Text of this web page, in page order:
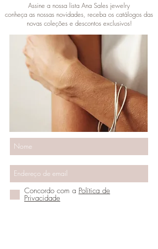
SUBSCRIBE
Assine a nossa lista Ana Sales jewelry
conheça as nossas novidades, receba os catálogos das
novas coleções e descontos exclusivos!
Concordo com a Política de
Privacidade